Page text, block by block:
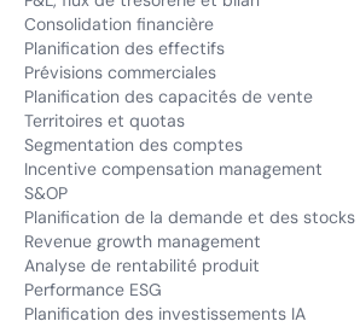
Consolidation financière
Planification des effectifs
Prévisions commerciales
Planification des capacités de vente
Territoires et quotas
Segmentation des comptes
Incentive compensation management
S&OP
Planification de la demande et des stocks
Revenue growth management
Analyse de rentabilité produit
Performance ESG
Planification des investissements IA